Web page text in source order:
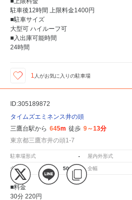
駐車後12時間 上限料金1400円
■駐車サイズ
大型可 ハイルーフ可
■入出庫可能時間
24時間
1 人がお気に入りの駐車場
ID:305189872
タイムズエミネンス井の頭
三鷹台駅から 645m 徒歩 9～13分
東京都三鷹市井の頭1-7
駐車場形式 - 屋内外形式
全長 500cm 全幅
■料金
30分 220円